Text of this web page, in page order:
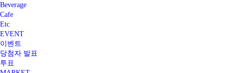
Beverage
Cafe
Etc
EVENT
이벤트
당첨자 발표
투표